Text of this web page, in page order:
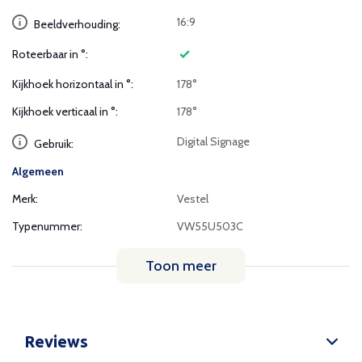
Beeldverhouding: 16:9
Roteerbaar in °:
Kijkhoek horizontaal in °:
178°
Kijkhoek verticaal in °:
178°
Gebruik: Digital Signage
Algemeen
Merk:
Vestel
Typenummer:
VW55U503C
Toon meer
Reviews